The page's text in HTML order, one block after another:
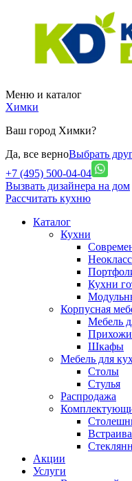
Меню и каталог
Химки
Ваш город Химки?
Да, все верноВыбрать
+7 (495) 500-04-04
Вызвать дизайнера на дом
Рассчитать кухню
Каталог
Кухни
Кухни
Корпусная
Мебель
Шкафы
Мебель для
Столы
Стулья
Распродажа
Акции
Услуги